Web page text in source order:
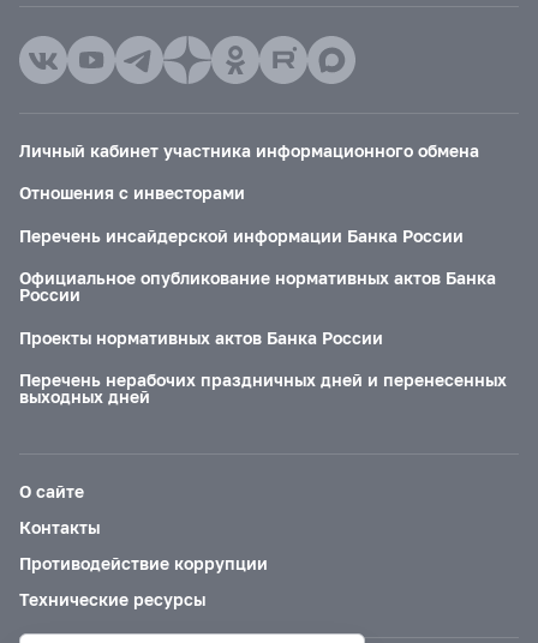
Личный кабинет участника информационного обмена
Отношения с инвесторами
Перечень инсайдерской информации Банка России
Официальное опубликование нормативных актов Банка
России
Проекты нормативных актов Банка России
Перечень нерабочих праздничных дней и перенесенных
выходных дней
О сайте
Контакты
Противодействие коррупции
Технические ресурсы